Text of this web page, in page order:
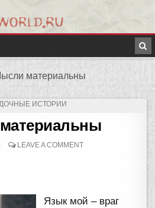
материальны
ИСТОРИИ
LEAVE A COMMENT
Язык мой – враг